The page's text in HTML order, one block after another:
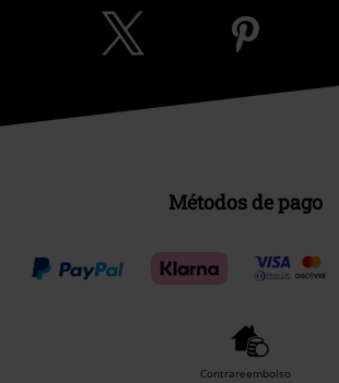
Métodos de pago
Contrareembolso